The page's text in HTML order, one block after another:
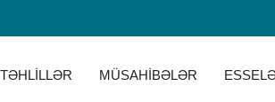
TƏHLİLLƏR MÜSAHİBƏLƏR